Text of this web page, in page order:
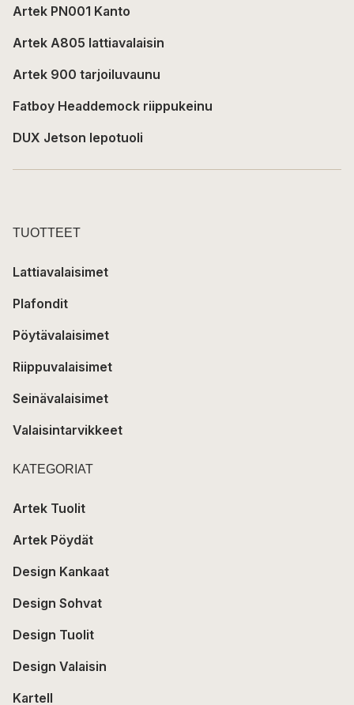
Artek PN001 Kanto
Artek A805 lattiavalaisin
Artek 900 tarjoiluvaunu
Fatboy Headdemock riippukeinu
DUX Jetson lepotuoli
TUOTTEET
Lattiavalaisimet
Plafondit
Pöytävalaisimet
Riippuvalaisimet
Seinävalaisimet
Valaisintarvikkeet
KATEGORIAT
Artek Tuolit
Artek Pöydät
Design Kankaat
Design Sohvat
Design Tuolit
Design Valaisin
Kartell